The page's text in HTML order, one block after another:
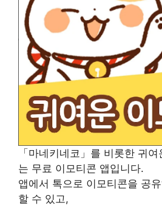
「마네키네코」를 비롯한 귀
는 무료 이모티콘 앱입니다.
앱에서 톡으로 이모티콘을 공
할 수 있고,